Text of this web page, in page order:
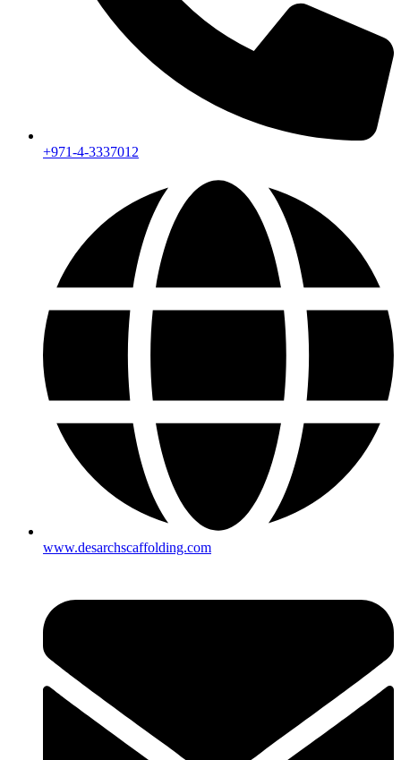
+971-4-3337012
www.desarchscaffolding.com